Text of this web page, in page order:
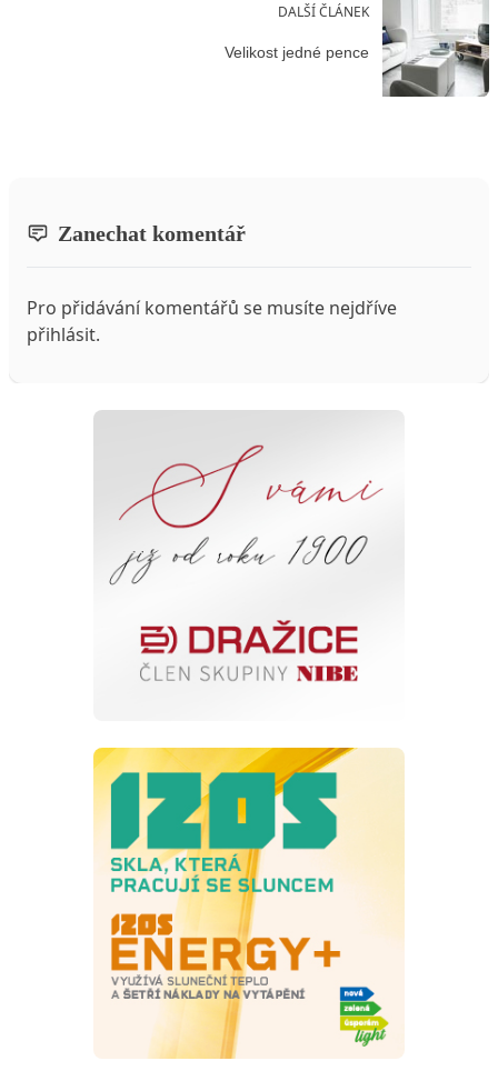
DALŠÍ ČLÁNEK
Velikost jedné pence
Zanechat komentář
Pro přidávání komentářů se musíte nejdříve
přihlásit.